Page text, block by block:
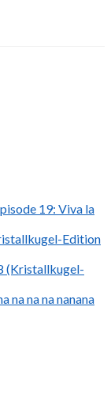
19: Viva la
Edition
(Kristallkugel-
na na na nanana